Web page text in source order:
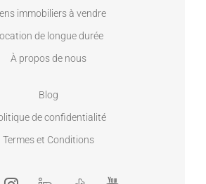
immobiliers à vendre
de longue durée
À propos de nous
Blog
de confidentialité
Termes et Conditions